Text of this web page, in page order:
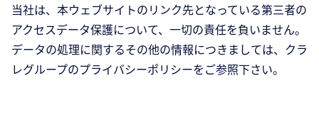
当社は、本ウェブサイトのリンク先となっている第三者の
アクセスデータ保護について、一切の責任を負いません。
データの処理に関するその他の情報につきましては、クラ
レグループのプライバシーポリシーをご参照下さい。